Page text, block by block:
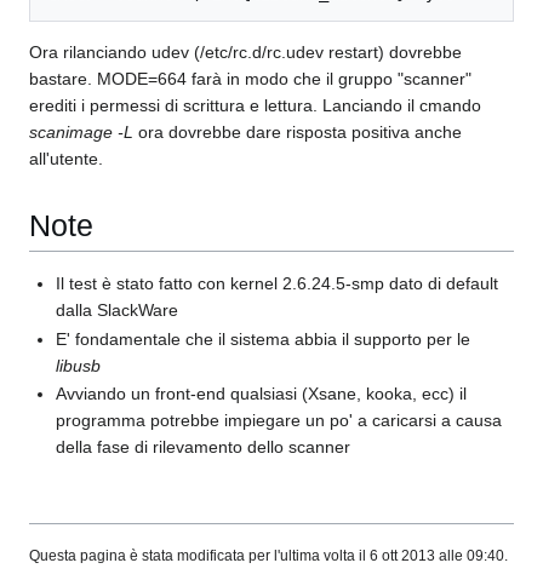
Ora rilanciando udev (/etc/rc.d/rc.udev restart) dovrebbe
bastare. MODE=664 farà in modo che il gruppo "scanner"
erediti i permessi di scrittura e lettura. Lanciando il cmando
scanimage -L ora dovrebbe dare risposta positiva anche
all'utente.
Note
Il test è stato fatto con kernel 2.6.24.5-smp dato di default
dalla SlackWare
E' fondamentale che il sistema abbia il supporto per le
libusb
Avviando un front-end qualsiasi (Xsane, kooka, ecc) il
programma potrebbe impiegare un po' a caricarsi a causa
della fase di rilevamento dello scanner
Questa pagina è stata modificata per l'ultima volta il 6 ott 2013 alle 09:40.